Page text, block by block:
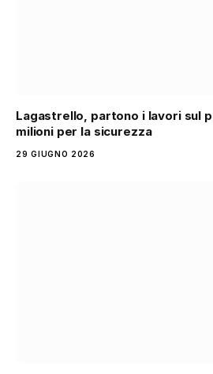
Lagastrello, partono i lavori sul
milioni per la sicurezza
29 GIUGNO 2026